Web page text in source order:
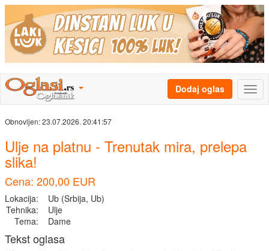
Dodaj oglas
Obnovljen:23.07.2026. 20:41:57
Ulje na platnu - Trenutak mira, prelepa
slika!
Cena: 200,00 EUR
Lokacija:
Ub (Srbija, Ub)
Tehnika:
Ulje
Tema:
Dame
Tekst oglasa